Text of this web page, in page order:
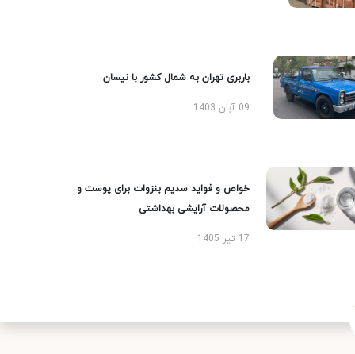
باربری تهران به شمال کشور با نیسان
09 آبان 1403
خواص و فواید سدیم بنزوات برای پوست و
محصولات آرایشی بهداشتی
17 تیر 1405